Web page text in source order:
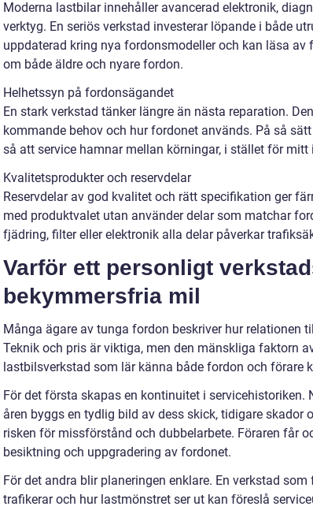
Moderna lastbilar innehåller avancerad elektronik,
verktyg. En seriös verkstad investerar löpande i både
uppdaterad kring nya fordonsmodeller och kan läsa av
om både äldre och nyare fordon.
Helhetssyn på fordonsägandet
En stark verkstad tänker längre än nästa reparation.
kommande behov och hur fordonet används. På så
så att service hamnar mellan körningar, i stället för mitt
Kvalitetsprodukter och reservdelar
Reservdelar av god kvalitet och rätt specifikation ger
med produktvalet utan använder delar som matchar
fjädring, filter eller elektronik alla delar påverkar
Varför ett personligt
bekymmersfria mil
Många ägare av tunga fordon beskriver hur relationen
Teknik och pris är viktiga, men den mänskliga faktorn
lastbilsverkstad som lär känna både fordon och förare
För det första skapas en kontinuitet i
åren byggs en tydlig bild av dess skick, tidigare skador
risken för missförstånd och dubbelarbete. Föraren får
besiktning och uppgradering av fordonet.
För det andra blir planeringen enklare. En verkstad
trafikerar och hur lastmönstret ser ut kan föreslå